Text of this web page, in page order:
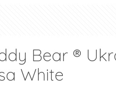
Bear ®
White